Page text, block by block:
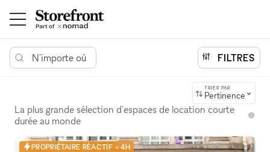
N'importe où FILTRES
TRIER PAR
Pertinence
La plus grande sélection d'espaces de location courte
durée au monde
PROPRIÉTAIRE RÉACTIF < 4H